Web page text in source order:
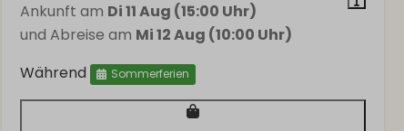
Ankunft am Di 11 Aug (15:00 Uhr)
und Abreise am Mi 12 Aug (10:00 Uhr)
Während
Sommerferien